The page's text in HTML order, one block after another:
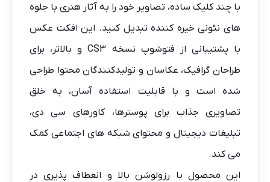
با چند کلیک ساده، تصاویر خود را به آثار هنری با جلوه
های نئونی خیره کننده تبدیل کنید. این افکت عکس
با پشتیبانی از فتوشوپ نسخه CS3 و بالاتر، برای
طراحان گرافیک، عکاسان و تولیدکنندگان محتوا طراحی
شده است و با قابلیت استفاده آسان، به خلق
تصاویری جذاب برای پوسترها، کاورهای سی دی،
تبلیغات دیجیتال و محتوای شبکه های اجتماعی کمک
می کند.
این محصول با رزولوشن بالا و انعطاف پذیری در